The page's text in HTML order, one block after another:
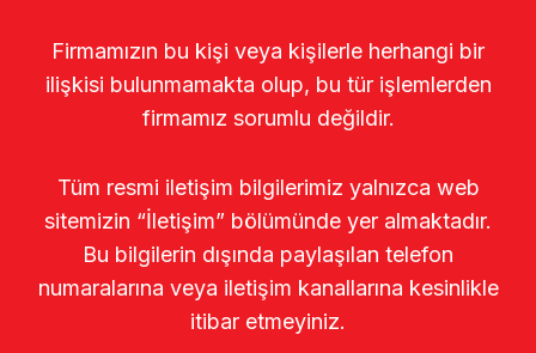
Firmamızın bu kişi veya kişilerle herhangi bir
ilişkisi bulunmamakta olup, bu tür işlemlerden
firmamız sorumlu değildir.
Tüm resmi iletişim bilgilerimiz yalnızca web
sitemizin “İletişim” bölümünde yer almaktadır.
Bu bilgilerin dışında paylaşılan telefon
numaralarına veya iletişim kanallarına kesinlikle
itibar etmeyiniz.